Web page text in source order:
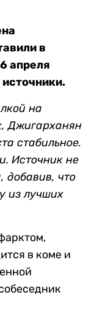
в
апреля
на
Джигарханян
стабильное.
Источник не
добавив, что
из лучших
в коме и